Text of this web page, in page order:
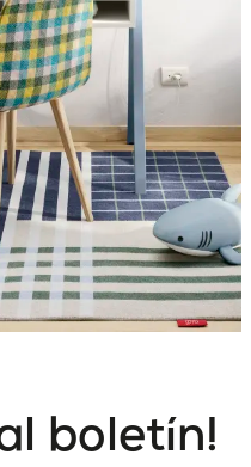
boletín!